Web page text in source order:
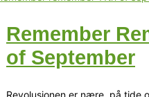
Remember
of September
Revolusjonen er nære, på tide